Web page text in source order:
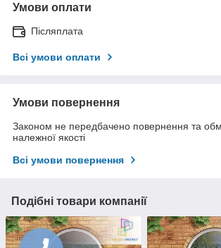
Умови оплати
Післяплата
Всі умови оплати
Умови повернення
Законом не передбачено повернення та
належної якості
Всі умови повернення
Подібні товари компанії